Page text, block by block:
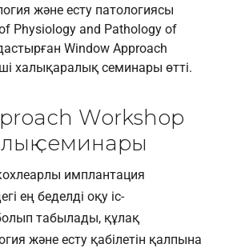
және есту патологиясы
Physiology and Pathology of
Window Approach
халықаралық семинары өтті.
Workshop
семинары
имплантация
ең беделді оқу іс-
табылады, құлақ
және есту қабілетін қалпына